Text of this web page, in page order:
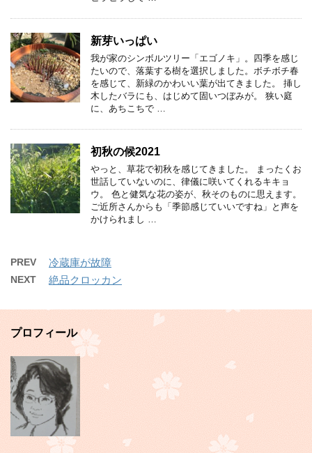
新芽いっぱい
我が家のシンボルツリー「エゴノキ」。四季を感じ
たいので、落葉する樹を選択しました。ボチボチ春
を感じて、新緑のかわいい葉が出てきました。 挿し
木したバラにも、はじめて固いつぼみが。 狭い庭
に、あちこちで …
初秋の候2021
やっと、草花で初秋を感じてきました。 まったくお
世話していないのに、律儀に咲いてくれるキキョ
ウ。 色と健気な花の姿が、秋そのものに思えます。
ご近所さんからも「季節感じていいですね」と声を
かけられまし …
PREV 冷蔵庫が故障
NEXT 絶品クロッカン
プロフィール